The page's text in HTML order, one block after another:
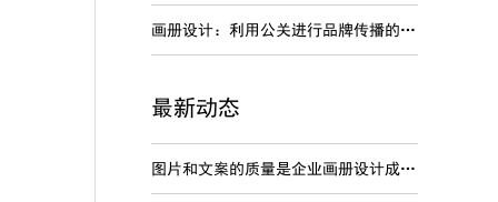
画册设计：利用公关进行品牌传播的劣势
最新动态
图片和文案的质量是企业画册设计成功关键